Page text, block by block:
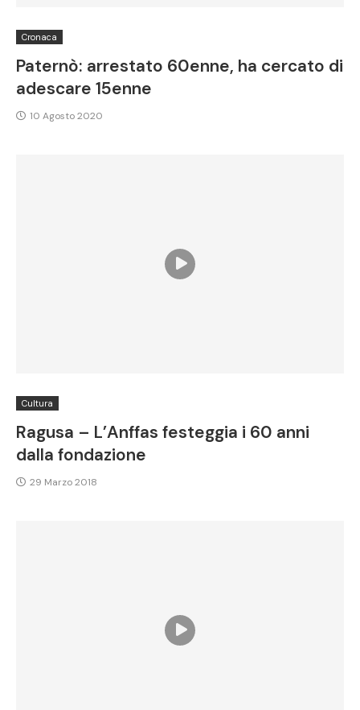
Cronaca
Paternò: arrestato 60enne, ha cercato di
adescare 15enne
10 Agosto 2020
Cultura
Ragusa – L’Anffas festeggia i 60 anni
dalla fondazione
29 Marzo 2018